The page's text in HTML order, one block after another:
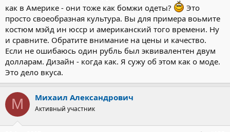
как в Америке - они тоже как бомжи одеты?
Это
просто своеобразная культура. Вы для примера воьмите
костюм мэйд ин юсср и американский того времени. Ну
и сравните. Обратите внимание на цены и качество.
Если не ошибаюсь один рубль был эквивалентен двум
долларам. Дизайн - когда как. Я сужу об этом как о моде.
Это дело вкуса.
М Михаил Александрович
Активный участник